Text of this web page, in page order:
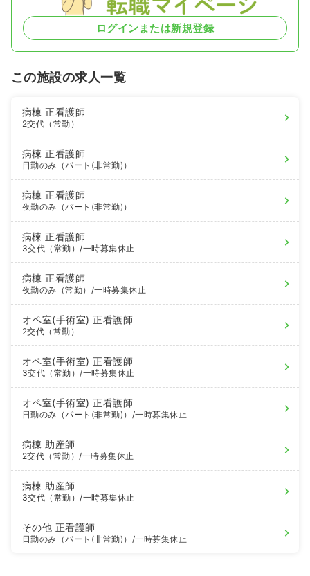
ログインまたは新規登録
この施設の求人一覧
病棟正看護師
2交代（常勤）
病棟正看護師
日勤のみ（パート(非常勤)）
病棟正看護師
夜勤のみ（パート(非常勤)）
病棟正看護師
3交代（常勤）/一時募集休止
病棟正看護師
夜勤のみ（常勤） /一時募集休止
オペ室(手術室)正看護師
2交代（常勤）
オペ室(手術室)正看護師
3交代（常勤）/一時募集休止
オペ室(手術室)正看護師
日勤のみ（パート(非常勤)） /一時募集休止
病棟 助産師
2交代（常勤）/一時募集休止
病棟 助産師
3交代（常勤）/一時募集休止
その他 正看護師
日勤のみ（パート(非常勤)） /一時募集休止